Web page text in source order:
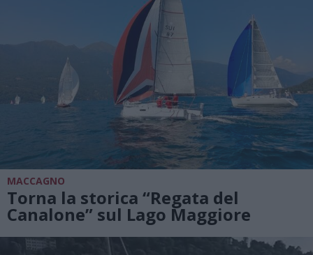
MACCAGNO
Torna la storica “Regata del
Canalone” sul Lago Maggiore